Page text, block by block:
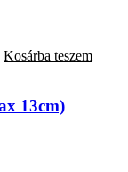
Kosárba teszem
13cm)